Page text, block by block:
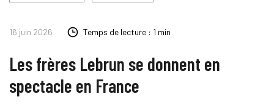
16 juin 2026 Temps de lecture : 1 min
Les frères Lebrun se donnent en
spectacle en France